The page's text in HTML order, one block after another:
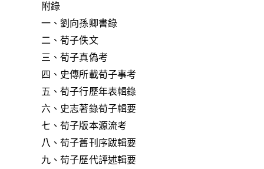
附錄
一、劉向孫卿書錄
二、荀子佚文
三、荀子真偽考
四、史傳所載荀子事考
五、荀子行歷年表輯錄
六、史志著錄荀子輯要
七、荀子版本源流考
八、荀子舊刊序跋輯要
九、荀子歷代評述輯要